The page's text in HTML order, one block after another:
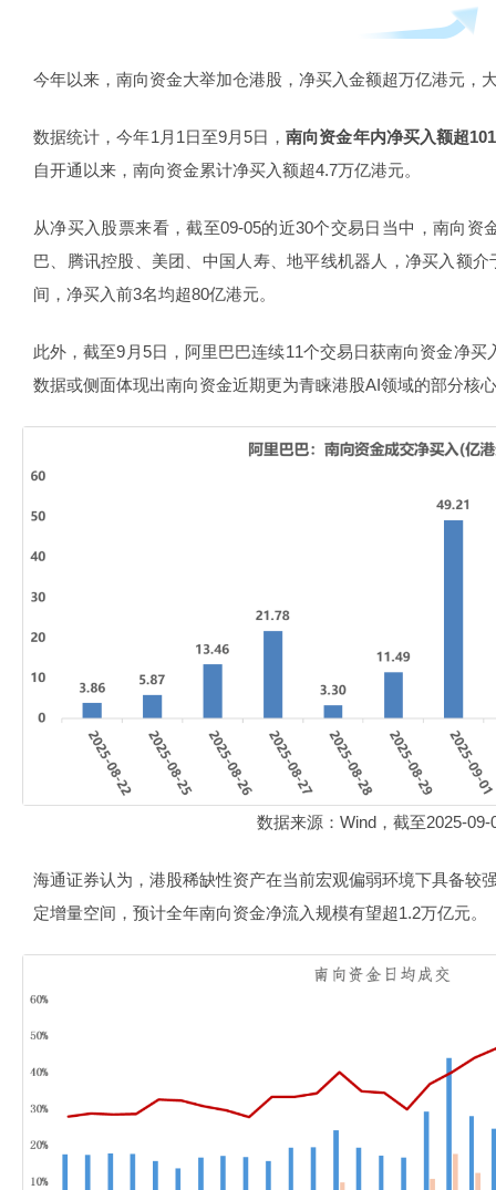
今年以来，南向资金大举加仓港股，净买入金额超万亿港元，
数据统计，今年1月1日至9月5日，南向资金年内净买入额超
自开通以来，南向资金累计净买入额超4.7万亿港元。
从净买入股票来看，截至09-05的近30个交易日当中，南向资
巴、腾讯控股、美团、中国人寿、地平线机器人，净买入额介
间，净买入前3名均超80亿港元。
此外，截至9月5日，阿里巴巴连续11个交易日获南向资金净买
数据或侧面体现出南向资金近期更为青睐港股AI领域的部分核
数据来源：Wind，截至2025-09-
海通证券认为，港股稀缺性资产在当前宏观偏弱环境下具备较
定增量空间，预计全年南向资金净流入规模有望超1.2万亿元。